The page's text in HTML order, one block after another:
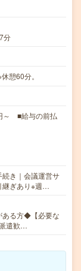
分
憩60分。
～ ■給与の前払
続き｜会議運営サ
継ぎあり※週…
る方◆【必要な
遣歓…